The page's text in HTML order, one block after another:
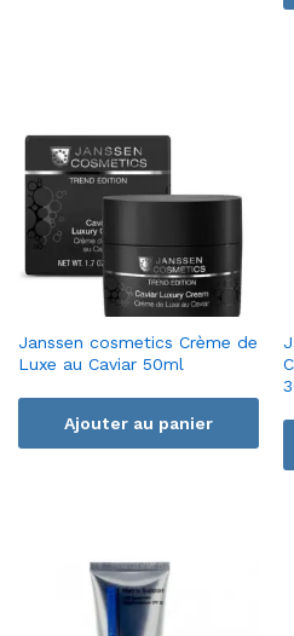
Janssen cosmetics Crème de
Luxe au Caviar 50ml
Ajouter au panier